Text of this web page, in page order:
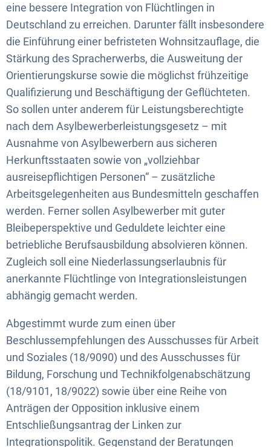
eine bessere Integration von Flüchtlingen in
Deutschland zu erreichen. Darunter fällt insbesondere
die Einführung einer befristeten Wohnsitzauflage, die
Stärkung des Spracherwerbs, die Ausweitung der
Orientierungskurse sowie die möglichst frühzeitige
Qualifizierung und Beschäftigung der Geflüchteten.
So sollen unter anderem für Leistungsberechtigte
nach dem Asylbewerberleistungsgesetz – mit
Ausnahme von Asylbewerbern aus sicheren
Herkunftsstaaten sowie von „vollziehbar
ausreisepflichtigen Personen“ – zusätzliche
Arbeitsgelegenheiten aus Bundesmitteln geschaffen
werden. Ferner sollen Asylbewerber mit guter
Bleibeperspektive und Geduldete leichter eine
betriebliche Berufsausbildung absolvieren können.
Zugleich soll eine Niederlassungserlaubnis für
anerkannte Flüchtlinge von Integrationsleistungen
abhängig gemacht werden.
Abgestimmt wurde zum einen über
Beschlussempfehlungen des Ausschusses für Arbeit
und Soziales (18/9090) und des Ausschusses für
Bildung, Forschung und Technikfolgenabschätzung
(18/9101, 18/9022) sowie über eine Reihe von
Anträgen der Opposition inklusive einem
Entschließungsantrag der Linken zur
Integrationspolitik. Gegenstand der Beratungen